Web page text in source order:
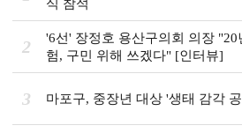
식 참석
2
'6선' 장정호 용산구의회 의장 "20
험, 구민 위해 쓰겠다" [인터뷰]
3 마포구, 중장년 대상 '생태 감각